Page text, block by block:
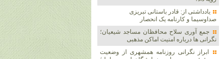
یادداشتی از: قادر باستانی تبریزی
صداوسیما و کارنامه یک انحصار
جمع آوری سلاح محافظان مساجد شیعیان؛
نگرانی ها درباره امنیت اماکن مذهبی
ابراز نگرانی روزنامه همشهری از وضعیت